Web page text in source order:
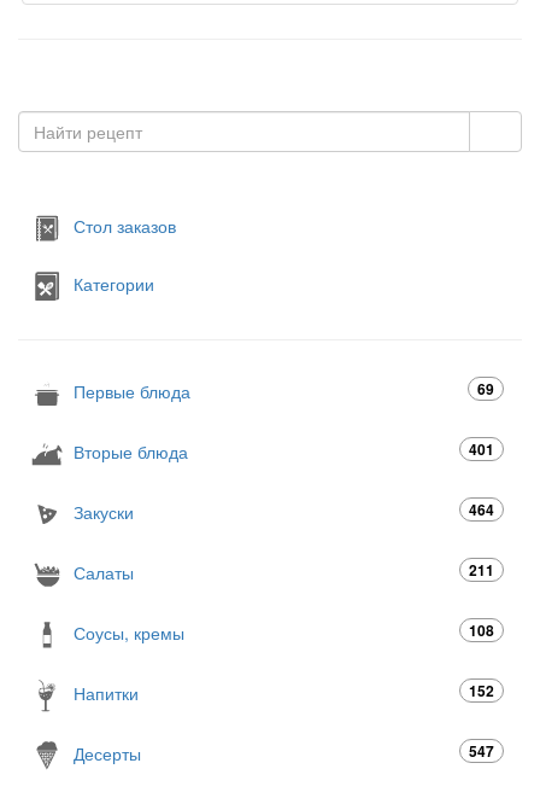
Стол заказов
Категории
Первые блюда 69
Вторые блюда 401
Закуски 464
Салаты 211
Соусы, кремы 108
Напитки 152
Десерты 547